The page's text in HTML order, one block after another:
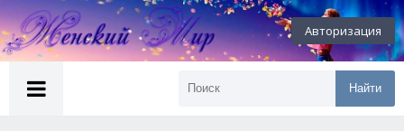
Авторизация
Найти